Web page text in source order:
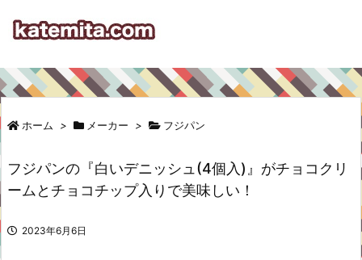
ホーム > メーカー > フジパン
フジパンの『白いデニッシュ(4個入)』がチョコクリ
ームとチョコチップ入りで美味しい！
2023年6月6日